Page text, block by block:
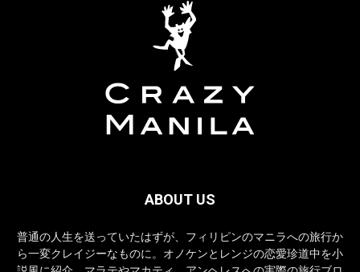
ABOUT US
普通の人生を送っていたはずが、フィリピンのマニラへの旅行か
ら一変クレイジーなものに。オノケンとレンジの恋愛珍道中を小